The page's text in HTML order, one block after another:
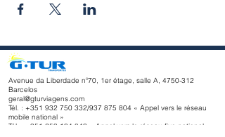
Avenue da Liberdade nº70, 1er étage, salle A, 4750-312
Barcelos
geral@gturviagens.com
Tél. : +351 932 750 332/937 875 804 « Appel vers le réseau
mobile national »
Tél. :
+351 253 104 843 « Appel vers le réseau fixe national